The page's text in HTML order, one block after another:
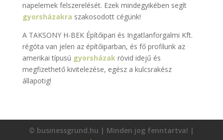
napelemek felszerelését. Ezek mindegyikében segít
gyorsházakra szakosodott cégünk!
A TAKSONY H-BEK Építőipari és Ingatlanforgalmi Kft.
régóta van jelen az építőiparban, és fő profilunk az
amerikai típusú gyorsházak rövid idejű és
megfizethető kivitelezése, egész a kulcsrakész
állapotig!
© businessgrund.hu | Minden jog fenntartva! |